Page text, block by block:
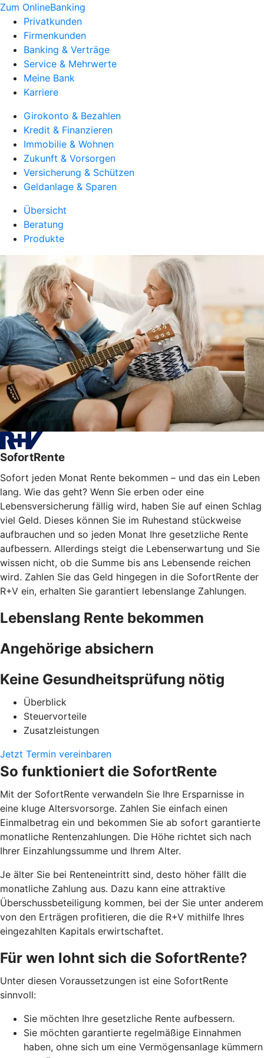
Zum OnlineBanking
Privatkunden
Firmenkunden
Banking & Verträge
Service & Mehrwerte
Meine Bank
Karriere
Girokonto & Bezahlen
Kredit & Finanzieren
Immobilie & Wohnen
Zukunft & Vorsorgen
Versicherung & Schützen
Geldanlage & Sparen
Übersicht
Beratung
Produkte
SofortRente
Sofort jeden Monat Rente bekommen – und das ein Leben
lang. Wie das geht? Wenn Sie erben oder eine
Lebensversicherung fällig wird, haben Sie auf einen Schlag
viel Geld. Dieses können Sie im Ruhestand stückweise
aufbrauchen und so jeden Monat Ihre gesetzliche Rente
aufbessern. Allerdings steigt die Lebenserwartung und Sie
wissen nicht, ob die Summe bis ans Lebensende reichen
wird. Zahlen Sie das Geld hingegen in die SofortRente der
R+V ein, erhalten Sie garantiert lebenslange Zahlungen.
Lebenslang Rente bekommen
Angehörige absichern
Keine Gesundheitsprüfung nötig
Überblick
Steuervorteile
Zusatzleistungen
Jetzt Termin vereinbaren
So funktioniert die SofortRente
Mit der SofortRente verwandeln Sie Ihre Ersparnisse in
eine kluge Altersvorsorge. Zahlen Sie einfach einen
Einmalbetrag ein und bekommen Sie ab sofort garantierte
monatliche Rentenzahlungen. Die Höhe richtet sich nach
Ihrer Einzahlungssumme und Ihrem Alter.
Je älter Sie bei Renteneintritt sind, desto höher fällt die
monatliche Zahlung aus. Dazu kann eine attraktive
Überschussbeteiligung kommen, bei der Sie unter anderem
von den Erträgen profitieren, die die R+V mithilfe Ihres
eingezahlten Kapitals erwirtschaftet.
Für wen lohnt sich die SofortRente?
Unter diesen Voraussetzungen ist eine SofortRente
sinnvoll:
Sie möchten Ihre gesetzliche Rente aufbessern.
Sie möchten garantierte regelmäßige Einnahmen
haben, ohne sich um eine Vermögensanlage kümmern